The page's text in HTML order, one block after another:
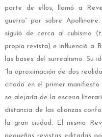
parte de ellos, llamó a
guerra” por sobre
siguió de cerca al cubismo
propia revista) e influenció a
las bases del surrealismo. Su
“la aproximación de dos
citada en el primer manifiesto
se alejaría de la escena
distancia de las alianzas
la gran ciudad. El mismo